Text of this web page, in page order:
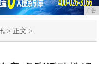
广告
> 正文 >